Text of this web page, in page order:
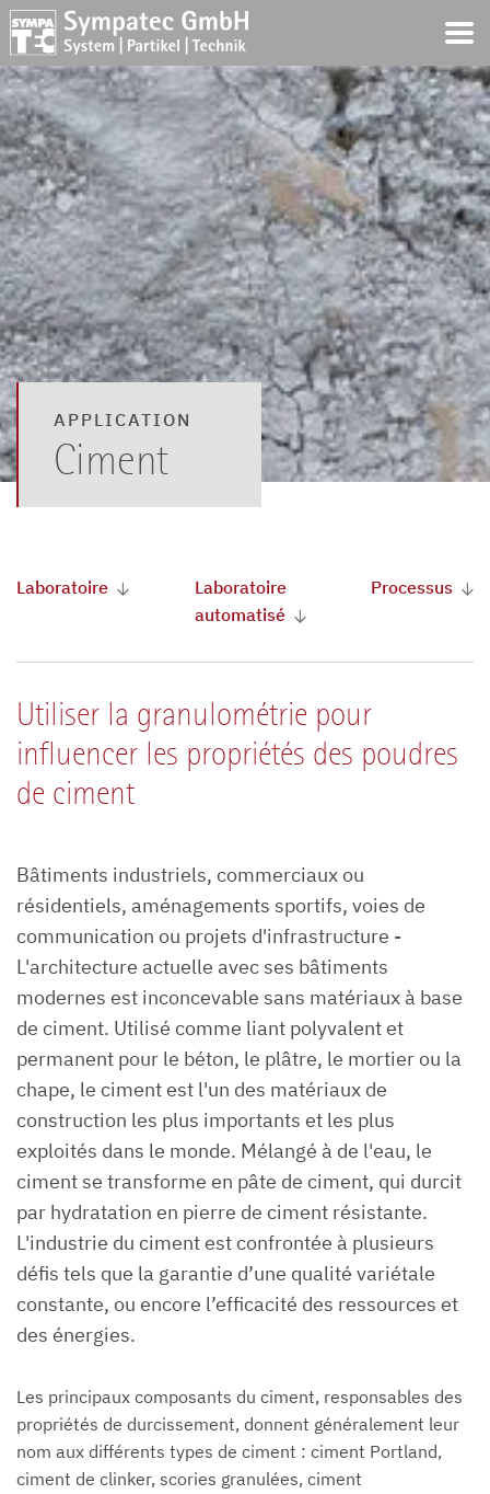
APPLICATION
Ciment
Laboratoire
Laboratoire
automatisé
Processus
Utiliser la granulométrie pour
influencer les propriétés des poudres
de ciment
Bâtiments industriels, commerciaux ou
résidentiels, aménagements sportifs, voies de
communication ou projets d'infrastructure -
L'architecture actuelle avec ses bâtiments
modernes est inconcevable sans matériaux à base
de ciment. Utilisé comme liant polyvalent et
permanent pour le béton, le plâtre, le mortier ou la
chape, le ciment est l'un des matériaux de
construction les plus importants et les plus
exploités dans le monde. Mélangé à de l'eau, le
ciment se transforme en pâte de ciment, qui durcit
par hydratation en pierre de ciment résistante.
L'industrie du ciment est confrontée à plusieurs
défis tels que la garantie d’une qualité variétale
constante, ou encore l’efficacité des ressources et
des énergies.
Les principaux composants du ciment, responsables des
propriétés de durcissement, donnent généralement leur
nom aux différents types de ciment : ciment Portland,
ciment de clinker, scories granulées, ciment